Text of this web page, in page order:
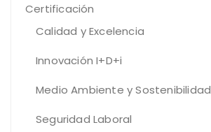
Certificación
Calidad y Excelencia
Innovación I+D+i
Medio Ambiente y Sostenibilidad
Seguridad Laboral